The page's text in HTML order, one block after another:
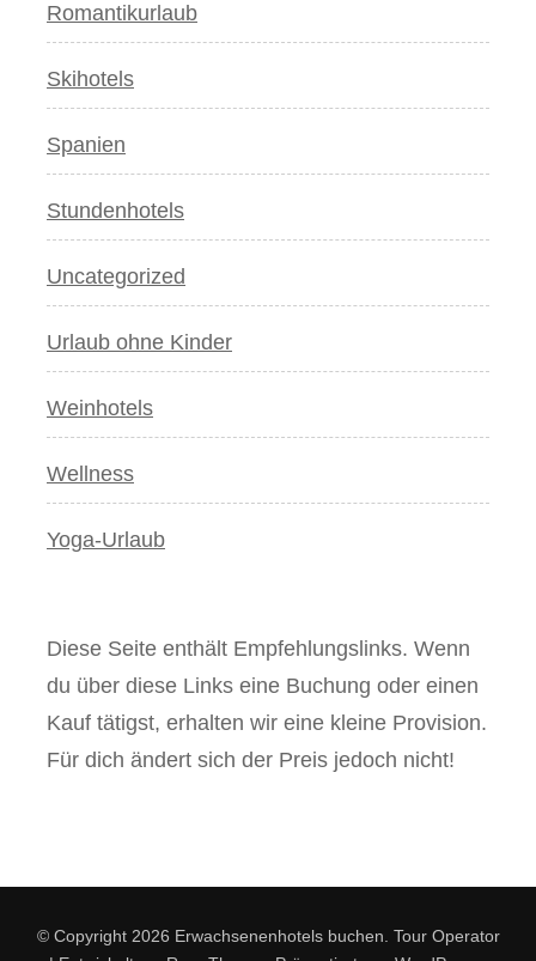
Romantikurlaub
Skihotels
Spanien
Stundenhotels
Uncategorized
Urlaub ohne Kinder
Weinhotels
Wellness
Yoga-Urlaub
Diese Seite enthält Empfehlungslinks. Wenn
du über diese Links eine Buchung oder einen
Kauf tätigst, erhalten wir eine kleine Provision.
Für dich ändert sich der Preis jedoch nicht!
© Copyright 2026 Erwachsenenhotels buchen. Tour Operator